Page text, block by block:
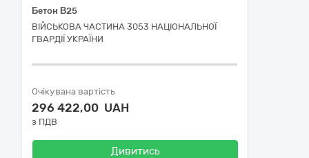
Бетон В25
ВІЙСЬКОВА ЧАСТИНА 3053 НАЦІОНАЛЬНОЇ
ГВАРДІЇ УКРАЇНИ
Очікувана вартість
296 422,00 UAH
з ПДВ
Дивитись